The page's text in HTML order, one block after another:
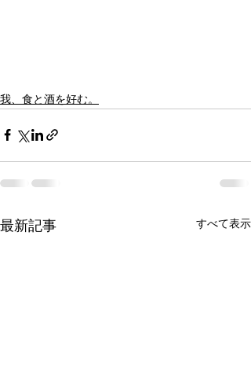
我、食と酒を好む。
最新記事 すべて表示